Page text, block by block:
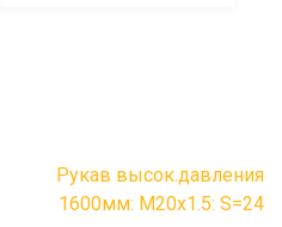
Рукав высок.давления
1600мм: М20х1.5: S=24